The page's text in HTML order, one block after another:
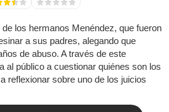
los hermanos Menéndez, que fueron
a sus padres, alegando que
de abuso. A través de este
al público a cuestionar quiénes son los
reflexionar sobre uno de los juicios